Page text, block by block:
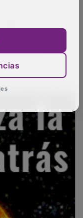
España” y que,
que esté a la
país.